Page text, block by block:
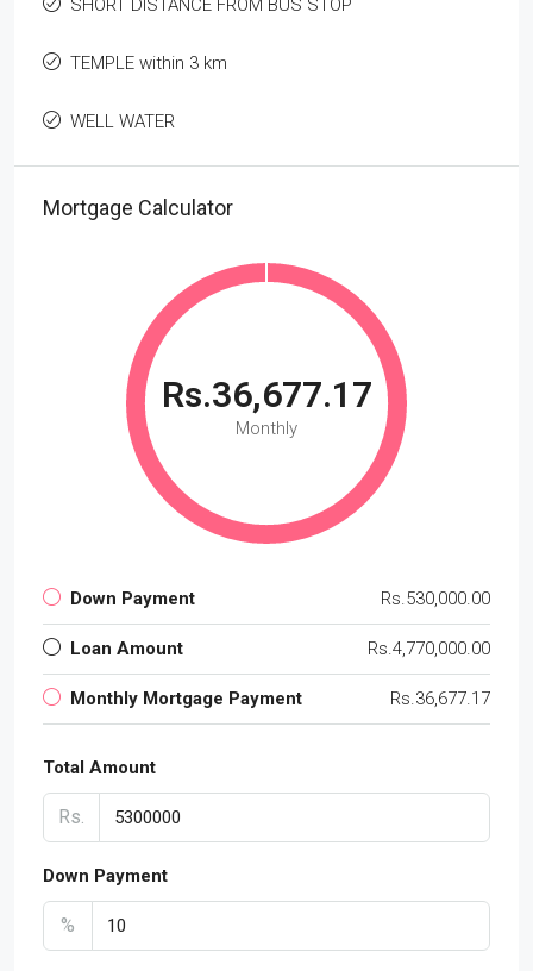
SHORT DISTANCE FROM BUS STOP
TEMPLE within 3 km
WELL WATER
Mortgage Calculator
Rs.36,677.17
Monthly
Down Payment Rs.530,000.00
Loan Amount Rs.4,770,000.00
Monthly Mortgage Payment Rs.36,677.17
Total Amount
Rs.
Down Payment
%